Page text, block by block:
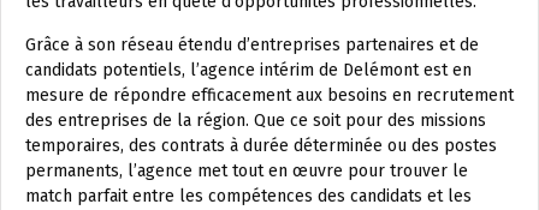
Grâce à son réseau étendu d’entreprises partenaires et de
candidats potentiels, l’agence intérim de Delémont est en
mesure de répondre efficacement aux besoins en recrutement
des entreprises de la région. Que ce soit pour des missions
temporaires, des contrats à durée déterminée ou des postes
permanents, l’agence met tout en œuvre pour trouver le
match parfait entre les compétences des candidats et les